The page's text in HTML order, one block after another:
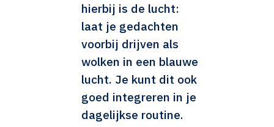
hierbij is de lucht:
laat je gedachten
voorbij drijven als
wolken in een blauwe
lucht. Je kunt dit ook
goed integreren in je
dagelijkse routine.